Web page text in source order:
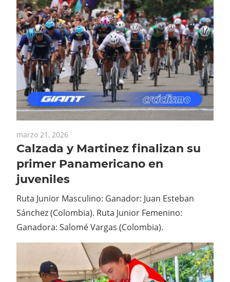
marzo 21, 2026
Calzada y Martinez finalizan su
primer Panamericano en
juveniles
Ruta Junior Masculino: Ganador: Juan Esteban
Sánchez (Colombia). Ruta Junior Femenino:
Ganadora: Salomé Vargas (Colombia).